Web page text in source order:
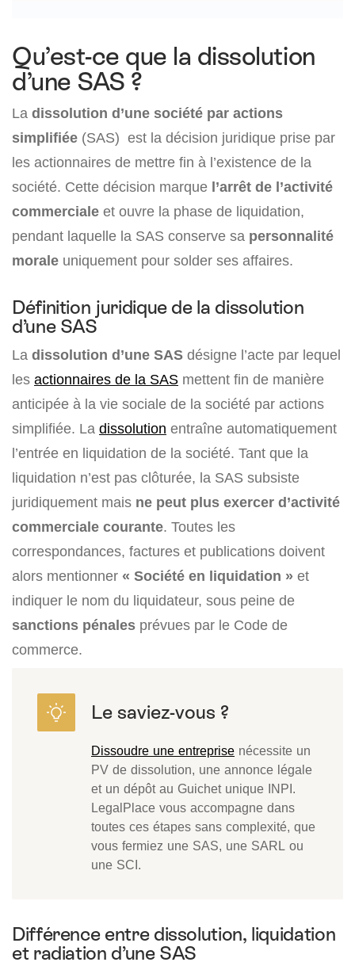
Qu’est-ce que la dissolution
d’une SAS ?
La dissolution d’une société par actions
simplifiée (SAS) est la décision juridique prise par
les actionnaires de mettre fin à l’existence de la
société. Cette décision marque l’arrêt de l’activité
commerciale et ouvre la phase de liquidation,
pendant laquelle la SAS conserve sa personnalité
morale uniquement pour solder ses affaires.
Définition juridique de la dissolution
d’une SAS
La dissolution d’une SAS désigne l’acte par lequel
les actionnaires de la SAS mettent fin de manière
anticipée à la vie sociale de la société par actions
simplifiée. La dissolution entraîne automatiquement
l’entrée en liquidation de la société. Tant que la
liquidation n’est pas clôturée, la SAS subsiste
juridiquement mais ne peut plus exercer d’activité
commerciale courante. Toutes les
correspondances, factures et publications doivent
alors mentionner « Société en liquidation » et
indiquer le nom du liquidateur, sous peine de
sanctions pénales prévues par le Code de
commerce.
Dissoudre une entreprise nécessite un
PV de dissolution, une annonce légale
et un dépôt au Guichet unique INPI.
LegalPlace vous accompagne dans
toutes ces étapes sans complexité, que
vous fermiez une SAS, une SARL ou
une SCI.
Différence entre dissolution, liquidation
et radiation d’une SAS